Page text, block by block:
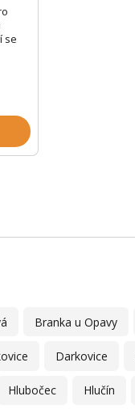
se
Branka u Opavy
Darkovice
Hlubočec Hlučín